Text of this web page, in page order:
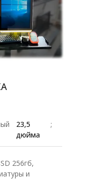
23,5
дюйма
;
256гб,
и